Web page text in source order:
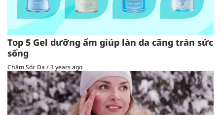
Top 5 Gel dưỡng ẩm giúp làn da căng tràn sức
sống
Chăm Sóc Da /3 years ago